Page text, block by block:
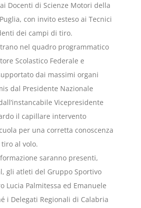
Docenti di Scienze Motori della
con invito esteso ai Tecnici
dei campi di tiro.
nel quadro programmatico
Scolastico Federale e
dai massimi organi
dal Presidente Nazionale
Vicepresidente
il capillare intervento
per una corretta conoscenza
al volo.
saranno presenti,
gli atleti del Gruppo Sportivo
Lucia Palmitessa ed Emanuele
i Delegati Regionali di Calabria